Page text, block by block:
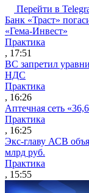
Перейти в
Банк «Траст»
«Гема-Инвест»
Практика
, 17:51
ВС запретил
НДС
Практика
, 16:26
Аптечная сеть
Практика
, 16:25
Экс-главу АСВ
млрд руб.
Практика
, 15:55